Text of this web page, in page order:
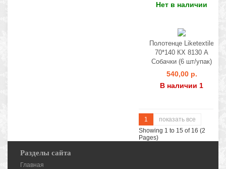
Нет в наличии
Полотенце Liketextile
70*140 КХ 8130 А
Собачки (6 шт/упак)
540,00 р.
В наличии 1
1
показать все
Showing 1 to 15 of 16 (2
Pages)
Разделы сайта
Главная